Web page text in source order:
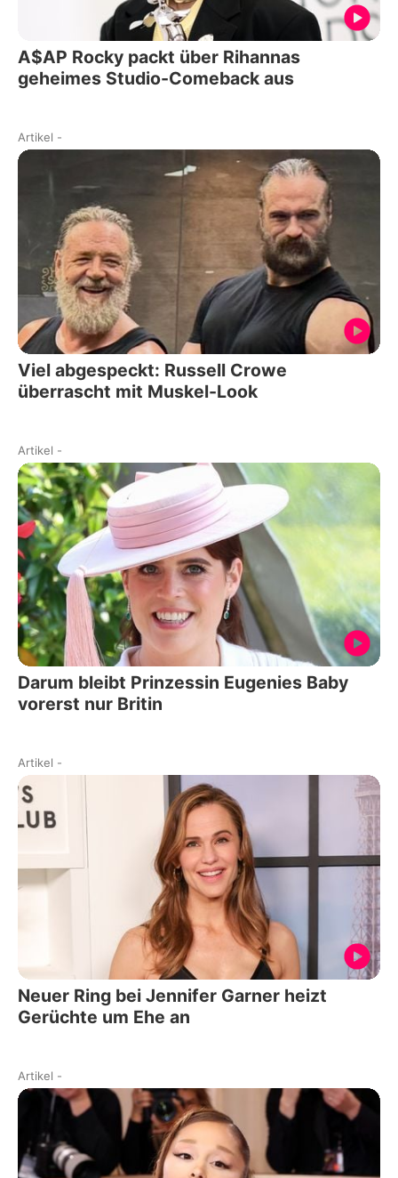
A$AP Rocky packt über Rihannas
geheimes Studio-Comeback aus
Artikel -
Viel abgespeckt: Russell Crowe
überrascht mit Muskel-Look
Artikel -
Darum bleibt Prinzessin Eugenies Baby
vorerst nur Britin
Artikel -
Neuer Ring bei Jennifer Garner heizt
Gerüchte um Ehe an
Artikel -